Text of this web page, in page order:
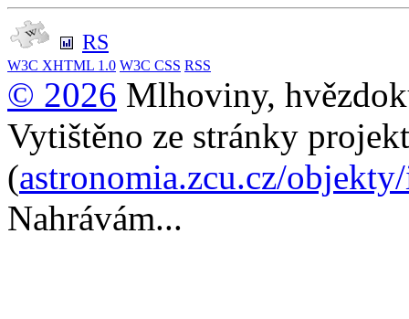
RS
W3C XHTML 1.0 W3C CSS RSS
© 2026 Mlhoviny,
Vytištěno ze stránky
(astronomia.zcu.cz/
Nahrávám...